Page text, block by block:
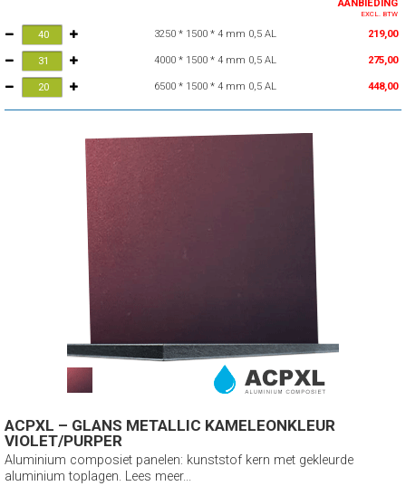
AANBIEDING
EXCL. BTW
3250 * 1500 * 4 mm 0,5 AL 219,00
4000 * 1500 * 4 mm 0,5 AL 275,00
6500 * 1500 * 4 mm 0,5 AL 448,00
ACPXL – GLANS METALLIC KAMELEONKLEUR
VIOLET/PURPER
Aluminium composiet panelen: kunststof kern met gekleurde
aluminium toplagen. Lees meer...